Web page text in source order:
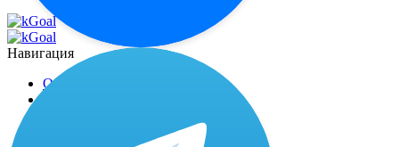
Навигация
О миостимуляторе